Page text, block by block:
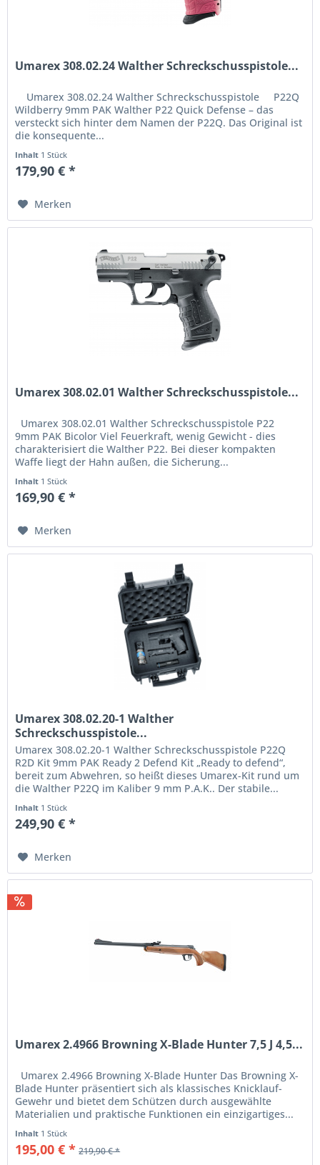
Umarex 308.02.24 Walther Schreckschusspistole...
Umarex 308.02.24 Walther Schreckschusspistole P22Q
Wildberry 9mm PAK Walther P22 Quick Defense – das
versteckt sich hinter dem Namen der P22Q. Das Original ist
die konsequente...
Inhalt 1 Stück
179,90 € *
Merken
Umarex 308.02.01 Walther Schreckschusspistole...
Umarex 308.02.01 Walther Schreckschusspistole P22
9mm PAK Bicolor Viel Feuerkraft, wenig Gewicht - dies
charakterisiert die Walther P22. Bei dieser kompakten
Waffe liegt der Hahn außen, die Sicherung...
Inhalt 1 Stück
169,90 € *
Merken
Umarex 308.02.20-1 Walther
Schreckschusspistole...
Umarex 308.02.20-1 Walther Schreckschusspistole P22Q
R2D Kit 9mm PAK Ready 2 Defend Kit „Ready to defend“,
bereit zum Abwehren, so heißt dieses Umarex-Kit rund um
die Walther P22Q im Kaliber 9 mm P.A.K.. Der stabile...
Inhalt 1 Stück
249,90 € *
Merken
Umarex 2.4966 Browning X-Blade Hunter 7,5 J 4,5...
Umarex 2.4966 Browning X-Blade Hunter Das Browning X-
Blade Hunter präsentiert sich als klassisches Knicklauf-
Gewehr und bietet dem Schützen durch ausgewählte
Materialien und praktische Funktionen ein einzigartiges...
Inhalt 1 Stück
195,00 € * 219,90 € *